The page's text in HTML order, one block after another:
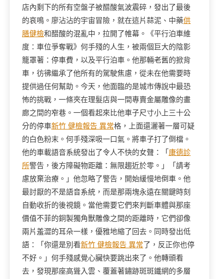
店內剩下的所有空盤子被醋酸氣波震碎，發出了最後
的哀鳴。廖沾沾的宇宙冒險，就在這片蒜泥、中藥供
膳健檢和醋酸的混亂中，拉開了帷幕。《平行泊車維
度：車位爭奪戰》何手殘的人生，被兩個巨大的陰影
籠罩著：停車費，以及平行泊車。他那輛老舊的掀背
車，彷彿繼承了他所有的駕駛焦慮，從未在他需要時
提供過任何幫助。今天，他面臨的是城市傳說中最恐
怖的挑戰，一條夾在理髮店與一間專賣金屬雕像的畫
廊之間的窄巷。一個看起來比他車子尺寸小上三十公
分的停車新竹 健檢報告 異常格，上面還灑著一層可疑
的白色粉末。何手殘深吸一口氣。將車子打了倒檔。
他的車載語音系統發出了令人不快的女聲：「 康德診
所警告，後方障礙物距離：無限趨近於零。」「請考
慮放棄治療。」他忽略了警告，開始緩慢地倒車。他
最討厭的不是語音系統，而是那兩塊永遠在關鍵時刻
自動收折的後視鏡。當他需要它們來判斷車體與那座
價值不菲的銅製獨角獸雕像之間的距離時，它們卻像
兩片羞澀的耳朵一樣，優雅地縮了回去。同時發出低
語：「你還是別看新竹 健檢報告 異常了，反正你也停
不好。」何手殘感覺心臟快要跳出來了。他轉頭看
去，發現那座高聳入雲、覆蓋著鏽跡斑斑鐵網的多層